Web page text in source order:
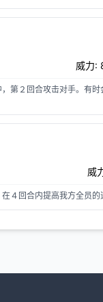
威力:
第２回合攻击对手。有
威
４回合内提高我方全员的